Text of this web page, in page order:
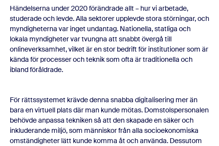
Händelserna under 2020 förändrade allt – hur vi arbetade,
studerade och levde. Alla sektorer upplevde stora störningar, och
myndigheterna var inget undantag. Nationella, statliga och
lokala myndigheter var tvungna att snabbt övergå till
onlineverksamhet, vilket är en stor bedrift för institutioner som är
kända för processer och teknik som ofta är traditionella och
ibland föråldrade.
För rättssystemet krävde denna snabba digitalisering mer än
bara en virtuell plats där man kunde mötas. Domstolspersonalen
behövde anpassa tekniken så att den skapade en säker och
inkluderande miljö, som människor från alla socioekonomiska
omständigheter lätt kunde komma åt och använda. Dessutom